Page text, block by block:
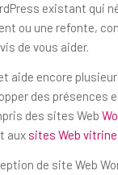
existant qui
ou une refonte,
de vous aider.
aide encore
des présences
des sites Web
aux sites Web
de site Web